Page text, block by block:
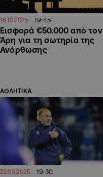
16.10.2025 19:45
Εισφορά €50.000 από τον
Άρη για τη σωτηρία της
Ανόρθωσης
ΑΘΛΗΤΙΚΑ
22.09.2025 19:30